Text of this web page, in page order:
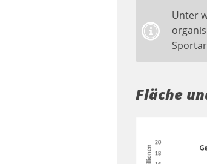
Unter
Fläche